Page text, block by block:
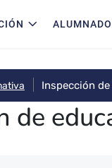
Inspección
de